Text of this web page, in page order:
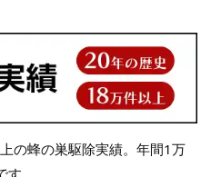
の蜂の巣駆除実績。年間1万